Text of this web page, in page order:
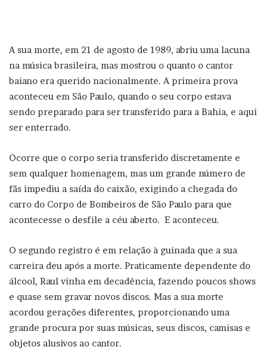
A sua morte, em 21 de agosto de 1989, abriu uma lacuna
na música brasileira, mas mostrou o quanto o cantor
baiano era querido nacionalmente. A primeira prova
aconteceu em São Paulo, quando o seu corpo estava
sendo preparado para ser transferido para a Bahia, e aqui
ser enterrado.
Ocorre que o corpo seria transferido discretamente e
sem qualquer homenagem, mas um grande número de
fãs impediu a saída do caixão, exigindo a chegada do
carro do Corpo de Bombeiros de São Paulo para que
acontecesse o desfile a céu aberto. E aconteceu.
O segundo registro é em relação à guinada que a sua
carreira deu após a morte. Praticamente dependente do
álcool, Raul vinha em decadência, fazendo poucos shows
e quase sem gravar novos discos. Mas a sua morte
acordou gerações diferentes, proporcionando uma
grande procura por suas músicas, seus discos, camisas e
objetos alusivos ao cantor.